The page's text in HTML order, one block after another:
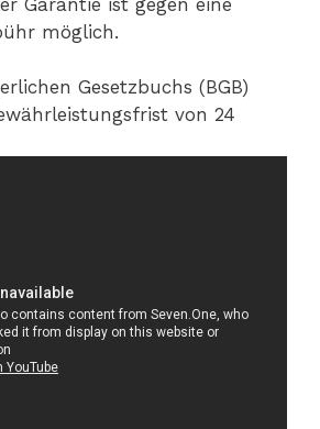
möglich.
Gesetzbuchs (BGB)
von 24